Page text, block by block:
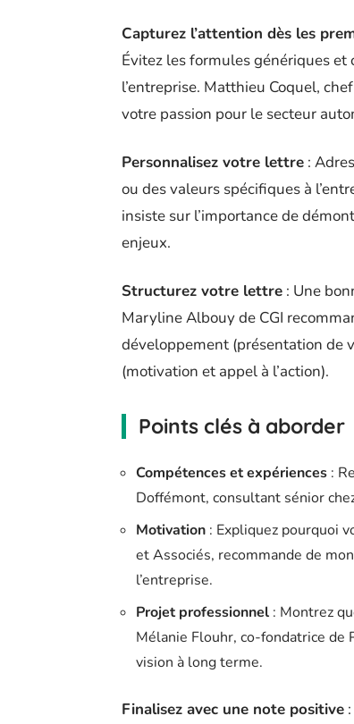
Capturez l’attention dès les
Évitez les formules génériques
l’entreprise. Matthieu Coquel,
votre passion pour le secteur
Personnalisez votre lettre :
ou des valeurs spécifiques à
insiste sur l’importance de
enjeux.
Structurez votre lettre : Une
Maryline Albouy de CGI
développement (présentation de
(motivation et appel à l’action).
Points clés à aborder
Compétences et expériences :
Doffémont, consultant sénior
Motivation : Expliquez pourquoi
et Associés, recommande de
l’entreprise.
Projet professionnel : Montrez
Mélanie Flouhr, co-fondatrice de
vision à long terme.
Finalisez avec une note positive